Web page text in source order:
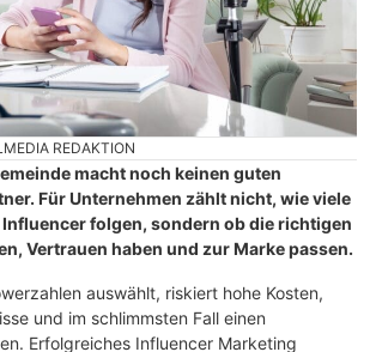
REDAKTION
macht noch keinen guten
Für Unternehmen zählt nicht, wie viele
folgen, sondern ob die richtigen
Vertrauen haben und zur Marke passen.
auswählt, riskiert hohe Kosten,
und im schlimmsten Fall einen
Erfolgreiches Influencer Marketing